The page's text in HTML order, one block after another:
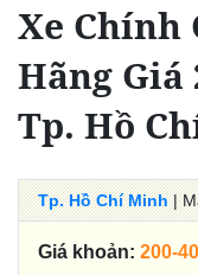
Xe Chính
Hãng Giá
Tp. Hồ
Tp. Hồ Chí Minh |
Giá khoản: 200-